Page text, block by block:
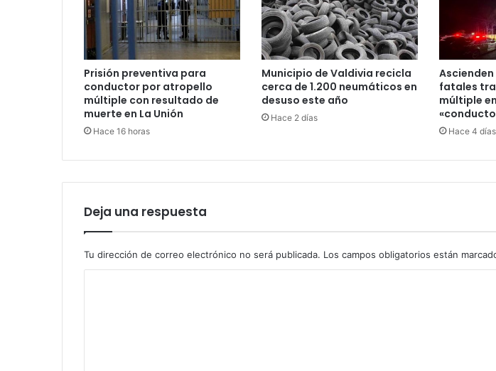
Prisión preventiva para
conductor por atropello
múltiple con resultado de
muerte en La Unión
Hace 16 horas
Municipio de Valdivia recicla
cerca de 1.200 neumáticos en
desuso este año
Hace 2 días
fatales
múltiple
Hace 4 días
Deja una respuesta
Tu dirección de correo electrónico no será publicada. Los campos obligatorios están